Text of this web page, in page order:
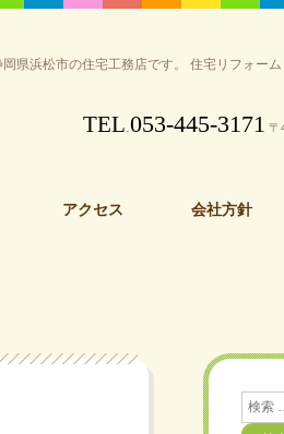
県浜松市の住宅工務店です。 住宅リフォー
TEL 053-445-3171 〒
アクセス 会社方針
検
索